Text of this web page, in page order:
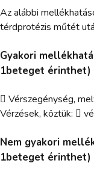
Az alábbi
térdprotézis műtét
Gyakori
1beteget érinthet)
 Vérszegénység,
Vérzések, köztük: 
Nem gyakori
1beteget érinthet)